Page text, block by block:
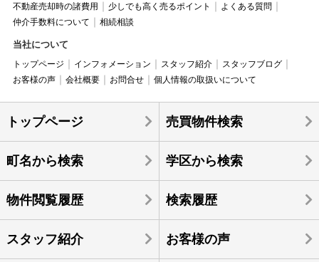
不動産売却時の諸費用
少しでも高く売るポイント
よくある質問
仲介手数料について
相続相談
当社について
トップページ インフォメーション スタッフ紹介
スタッフブログ
お客様の声
会社概要 お問合せ 個人情報の取扱いについて
トップページ 売買物件検索
町名から検索 学区から検索
物件閲覧履歴 検索履歴
スタッフ紹介 お客様の声